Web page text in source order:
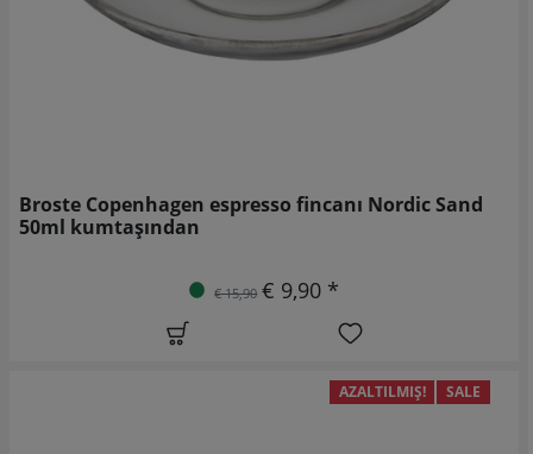
Broste Copenhagen espresso fincanı Nordic Sand
50ml kumtaşından
€ 15,90 € 9,90 *
AZALTILMIŞ! SALE